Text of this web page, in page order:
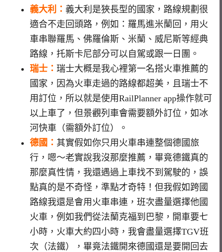
義大利： 義大利是狹長型的國家，路線規劃很
適合不走回頭路，例如：羅馬進米蘭回，用火
車串聯羅馬、佛羅倫斯、米蘭、威尼斯等經典
路線，托斯卡尼部分可以自駕或跟一日團。
瑞士： 瑞士大概是我心裡第一名搭火車推薦的
國家，因為火車走過的路線都超美，且瑞士不
用訂位，所以就是使用RailPlanner app操作就可
以上車了，但景觀列車會需要額外訂位，如冰
河快車（需額外訂位）。
德國： 其實假如你只用火車串連整個德國旅
行，嗯～老實說我沒那麼推薦，畢竟德鐵真的
那麼真性情，我還遇過上車找不到駕駛的，誤
點真的是不奇怪，準點才奇特！但我假如跨國
路線我還是會用火車串連，班次盡量選擇他國
火車，例如我們從法蘭克福到巴黎，開車要七
小時，火車大約四小時，我會盡量選擇TGV班
次（法鐵），畢竟法鐵開來德國還是要開回去